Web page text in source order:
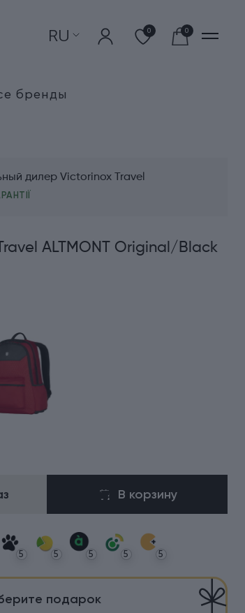
RU 0 0
бренды
дилер Victorinox Travel
ALTMONT Original/Black
В корзину
5 5 5 5 5
подарок